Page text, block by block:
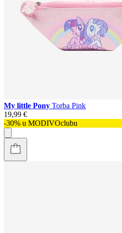
My little Pony Torba Pink
19,99 €
-30% u MODIVOclubu